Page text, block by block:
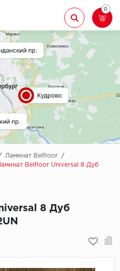
Назад
Aberhof
Adelar
Alfa
AllureFloor
Alpine floor
Bonkeel
0
Ламинат Belfloor
/
Belfloor Universal 8 Дуб
8 Дуб